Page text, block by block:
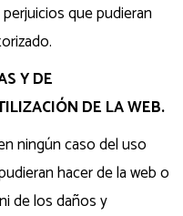
que pudieran
Y DE
DE LA WEB.
ningún caso del uso
hacer de la web o
de los daños y